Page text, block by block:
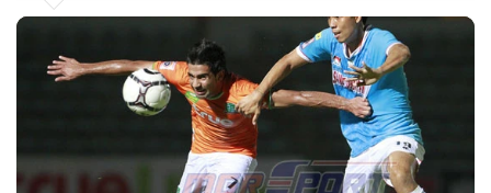
มาเสริมแนวรุกแทน วัสพล โทสันเทียะ ฟากทีมเยือนแม้จะนำอยู่
แต่ก็ไม่ตั้งรับส่ง ธนา ชะนะบุตร ลงแทน วู ฮยุน
เข้าสู่ช่วง 20 นาทีสุดท้าย "กระต่ายแก้ว" เกือบโดนลูกที่สอง ซารู
ตะ จ่ายบอลพลาด ปกเกล้า ฉกไปจ่ายทะลุให้ ธนา หลุดเข้าไปง้าง
เท้าแต่โดนสกัดไว้ก่อน บอลกลับมาเข้าทาง "เจ้าปก" อีกครั้ง ได้